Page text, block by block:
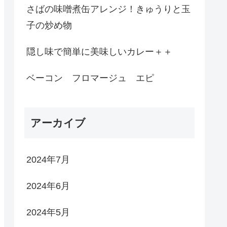
さばの味噌煮缶アレンジ！きゅうりと玉
子の炒め物
隠し味で簡単に美味しいカレー＋＋
ベーコン フロマージュ エピ
アーカイブ
2024年7月
2024年6月
2024年5月